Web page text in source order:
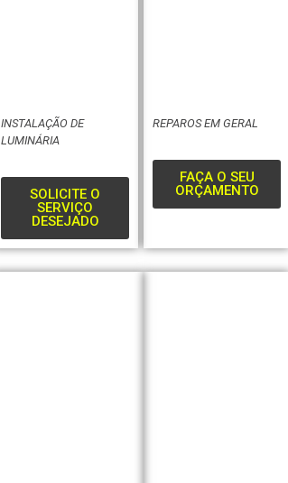
INSTALAÇÃO DE
LUMINÁRIA
SOLICITE O
SERVIÇO
DESEJADO
REPAROS EM GERAL
FAÇA O SEU
ORÇAMENTO